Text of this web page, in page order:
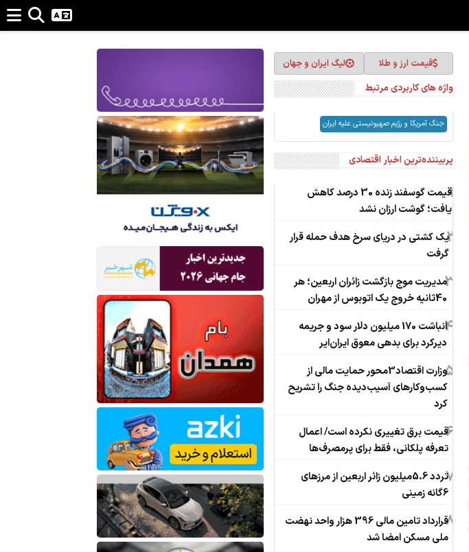
قیمت ارز و طلا لیگ ایران و جهان
واژه های کاربردی مرتبط
جنگ آمریکا و رژیم صهیونیستی علیه ایران
پربیننده‌ترین اخبار اقتصادی
1
قیمت گوسفند زنده 30 درصد کاهش
یافت؛ گوشت ارزان نشد
2یک کشتی در دریای سرخ هدف حمله قرار
گرفت
3مدیریت موج بازگشت زائران اربعین؛ هر
40ثانیه خروج یک اتوبوس از مهران
4
انباشت 170 میلیون دلار سود و جریمه
دیرکرد برای بدهی معوق ایران‌ایر
5
وزارت اقتصاد3محور حمایت مالی از
کسب‌وکارهای آسیب‌دیده جنگ را تشریح
کرد
6قیمت برق تغییری نکرده است/ اعمال
تعرفه پلکانی، فقط برای پرمصرف‌ها
7
تردد 5.6میلیون زائر اربعین از مرزهای
6گانه زمینی
8
قرارداد تامین مالی 396 هزار واحد نهضت
ملی مسکن امضا شد